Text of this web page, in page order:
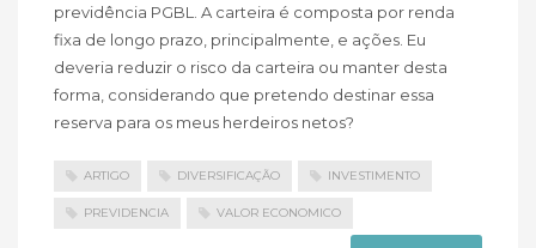
previdência PGBL. A carteira é composta por renda
fixa de longo prazo, principalmente, e ações. Eu
deveria reduzir o risco da carteira ou manter desta
forma, considerando que pretendo destinar essa
reserva para os meus herdeiros netos?
ARTIGO DIVERSIFICAÇÃO INVESTIMENTO
PREVIDENCIA VALOR ECONOMICO